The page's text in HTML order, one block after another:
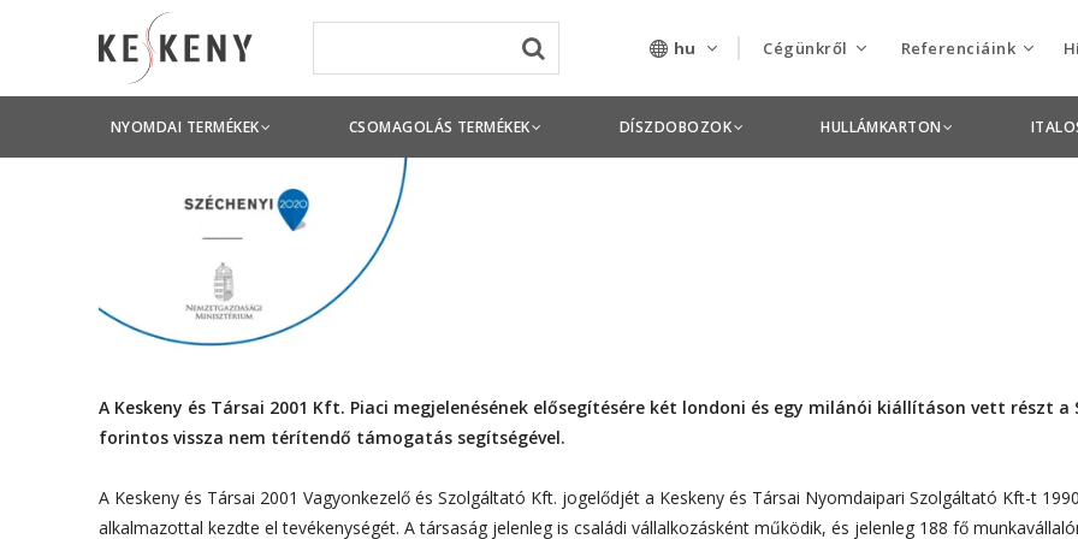
hu Cégünkről
Rólunk
nyilatkozatok
Éves beszámolók
Referenciáink
Csomagolás termékek
NYOMDAI TERMÉKEK CSOMAGOLÁS TERMÉKEK DÍSZDOBOZOK HULLÁMKARTON
A Keskeny és Társai 2001 Kft. Piaci megjelenésének elősegítésére két londoni és egy milánói kiállításon vett részt
forintos vissza nem térítendő támogatás segítségével.
A Keskeny és Társai 2001 Vagyonkezelő és Szolgáltató Kft. jogelődjét a Keskeny és Társai Nyomdaipari Szolgáltató Kft-t
alkalmazottal kezdte el tevékenységét. A társaság jelenleg is családi vállalkozásként működik, és jelenleg 188 fő